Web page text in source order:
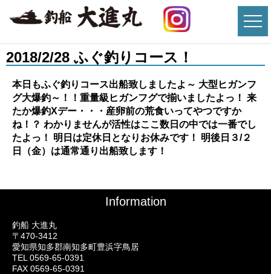
2018/2/28 ふぐ釣りコース！
本日もふぐ釣りコース出船致しましたよ～ 大型ヒガンフ
グ大爆釣～！！重量級ヒガンフグで揃いましたよっ！ 来
たか爆釣Xデー・・・産卵前の荒食いってやつですか
ね！？ わかりませんが活性はここ数日の中では一番でし
たよっ！ 明日は定休日となりお休みです！ 明後日３/２
日（金）は通常通り出船致します！
Information
釣船 大進丸
〒470-3412
愛知県知多郡南知多町豊浜字鳥居
TEL 0569-65-0391
FAX 0569-65-0391